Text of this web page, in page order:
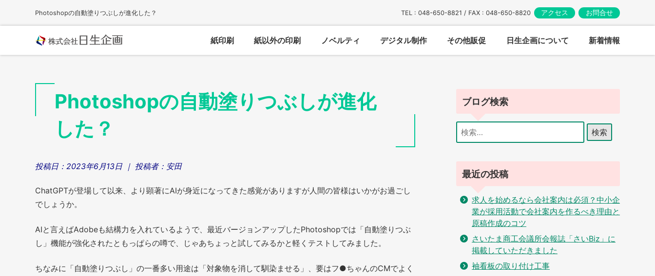
content
Photoshopの自動塗りつぶしが進化した？ TEL : 048-650-8821 / FAX : 048-650-8820 アクセス お問合せ
紙印刷 紙以外の印刷 ノベルティ デジタル制作 その他販促 日生企画について 新着情報
Photoshopの自動塗りつぶしが進化
した？
投稿日： 2023年6月13日 ｜ 投稿者： 安田
ChatGPTが登場して以来、より顕著にAIが身近になってきた感覚がありますが人間の皆様はいかがお過ごし
でしょうか。
AIと言えばAdobeも結構力を入れているようで、最近バージョンアップしたPhotoshopでは「自動塗りつぶ
し」機能が強化されたともっぱらの噂で、じゃあちょっと試してみるかと軽くテストしてみました。
ちなみに「自動塗りつぶし」の一番多い用途は「対象物を消して馴染ませる」、要はフ●ちゃんのCMでよく
ブログ検索
検
索:
最近の投稿
求人を始めるなら会社案内は必須？中小企
業が採用活動で会社案内を作るべき理由と
原稿作成のコツ
さいたま商工会議所会報誌「さいBiz」に
掲載していただきました
袖看板の取り付け工事